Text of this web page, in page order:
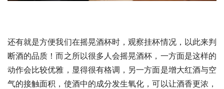
还有就是方便我们在摇晃酒杯时，观察挂杯情况，以此来判
断酒的品质！而之所以很多人会摇晃酒杯，一方面是这样的
动作会比较优雅，显得很有格调，另一方面是增大红酒与空
气的接触面积，使酒中的成分发生氧化，可以让酒香更浓，